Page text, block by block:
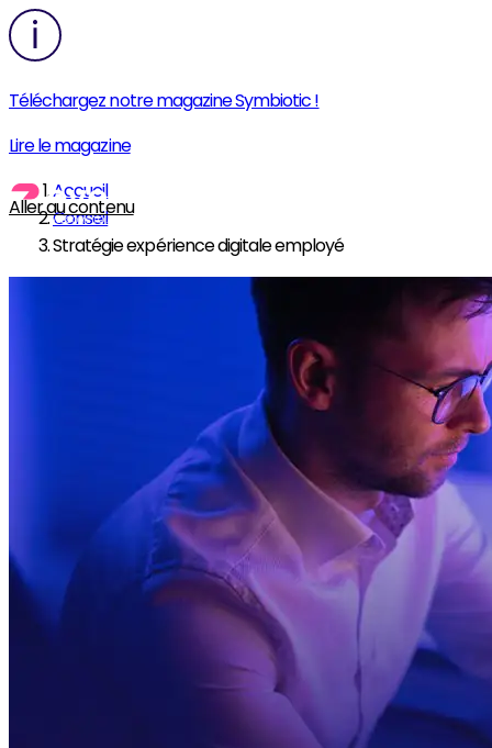
Téléchargez notre magazine Symbiotic !
Lire le magazine
Aller au contenu
Accueil
Conseil
Stratégie expérience digitale employé